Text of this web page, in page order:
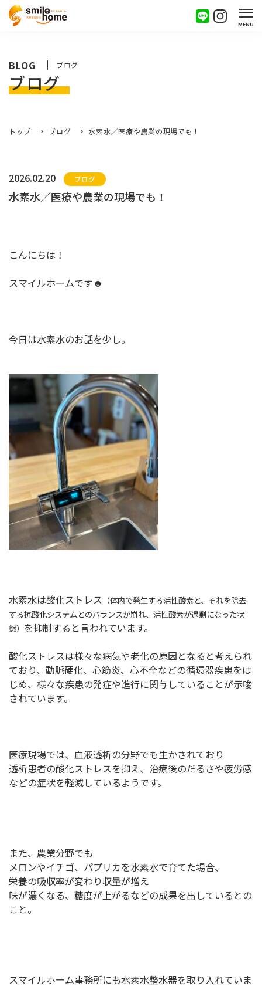
MENU
BLOG ブログ
ブログ
トップ ブログ 水素水／医療や農業の現場でも！
2026.02.20 ブログ
水素水／医療や農業の現場でも！
こんにちは！
スマイルホームです☻
今日は水素水のお話を少し。
水素水は酸化ストレス （体内で発生する活性酸素と、それを除去
する抗酸化システムとのバランスが崩れ、活性酸素が過剰になった状
態） を抑制すると言われています。
酸化ストレスは様々な病気や老化の原因となると考えられ
ており、 動脈硬化、心筋炎、心不全などの循環器疾患をは
じめ、様々な疾患の発症や進行に関与していることが示唆
されています。
医療現場では、血液透析の分野でも生かされており
透析患者の酸化ストレスを抑え、治療後のだるさや疲労感
などの症状を軽減しているようです。
また、農業分野でも
メロンやイチゴ、パプリカを水素水で育てた場合、
栄養の吸収率が変わり収量が増え
味が濃くなる、糖度が上がるなどの成果を出しているとの
こと。
スマイルホーム事務所にも水素水整水器を取り入れていま